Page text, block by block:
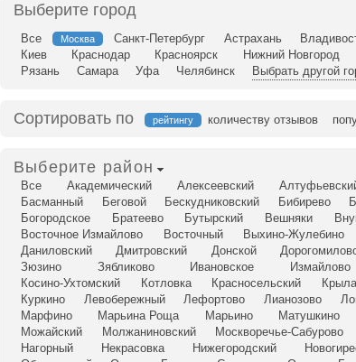
Выберите город
Все Москва Санкт-Петербург Астрахань
Киев
Краснодар Красноярск Нижний Новгород
Рязань
Самара Уфа Челябинск Выбрать другой
Сортировать по рейтингу количеству отзывов
Выберите район
Все Академический Алексеевский
Басманный
Беговой Бескудниковский Бибирево
Богородское
Братеево Бутырский Вешняки
Восточное Измайлово
Восточный Выхино-Жулебино
Даниловский
Дмитровский Донской
Зюзино
Зябликово Ивановское Измайлово
Косино-Ухтомский
Котловка Красносельский
Куркино
Левобережный Лефортово Лианозово
Марфино
Марьина Роща Марьино Матушкино
Можайский
Молжаниновский Москворечье-Сабурово
Нагорный
Некрасовка Нижегородский